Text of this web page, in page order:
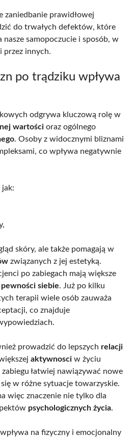
zaniedbanie prawidłowej
do trwałych defektów, które
nasze samopoczucie i sposób, w
przez innych.
po trądziku wpływa
odgrywa kluczową rolę w
wartości oraz ogólnego
. Osoby z widocznymi bliznami
co wpływa negatywnie
jak:
skóry, ale także pomagają w
związanych z jej estetyką.
po zabiegach mają większe
pewności siebie. Już po kilku
terapii wiele osób zauważa
co znajduje
prowadzić do lepszych relacji
aktywnosci w życiu
zabiegu łatwiej nawiązywać nowe
w różne sytuacje towarzyskie.
więc znaczenie nie tylko dla
psychologicznych życia.
na fizyczny i emocjonalny